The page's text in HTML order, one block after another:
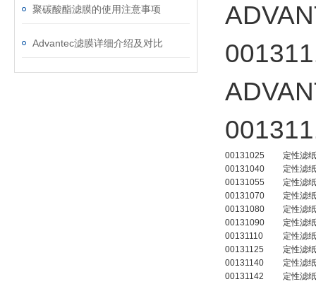
聚碳酸酯滤膜的使用注意事项
Advantec滤膜详细介绍及对比
00131025
定性滤纸
00131040
定性滤纸
00131055
定性滤纸
00131070
定性滤纸
00131080
定性滤纸
00131090
定性滤纸
00131110
定性滤纸
00131125
定性滤纸
00131140
定性滤纸
00131142
定性滤纸